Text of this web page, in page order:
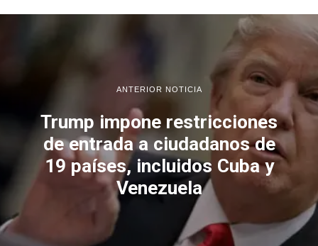
ANTERIOR NOTICIA
Trump impone restricciones
de entrada a ciudadanos de
19 países, incluidos Cuba y
Venezuela